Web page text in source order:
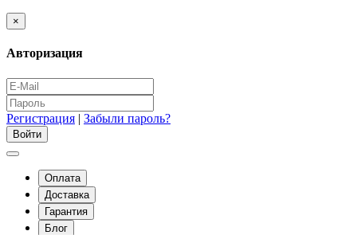
×
Авторизация
Регистрация | Забыли пароль?
Оплата
Доставка
Гарантия
Блог